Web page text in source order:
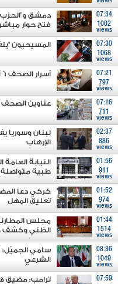
07:34
1002
views
دمشق
فتح حوار
07:30
1068
views
المسيحيون
07:21
797
views
أسرار الصحف 6 آب 2026
07:16
711
views
عناوين الصحف 6 آب 2026
02:37
886
views
لبنان وسوريا
الإرهاب
01:56
911
views
النيابة
طبية متواصلة
01:52
974
views
كركي دعا
تعليق المهل
01:44
1514
views
مجلس المطارنة
الظني وكشف
08:36
1049
views
سامي الجميّل:
الشرعي
07:59
ترامب: مضيق